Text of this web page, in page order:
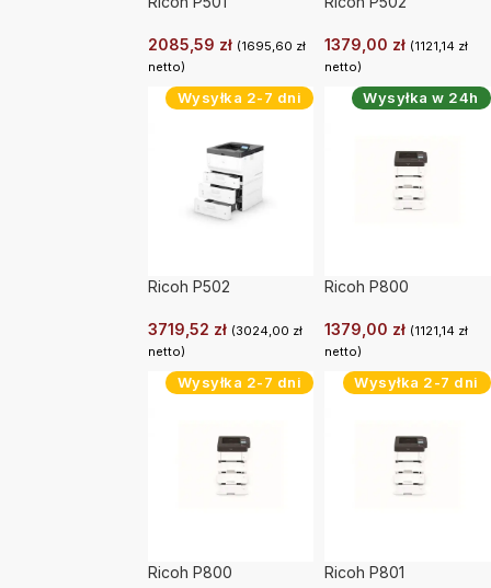
2085,59 zł (1695,60 zł
netto)
1379,00 zł (1121,14 zł
netto)
Wysyłka 2-7 dni
Ricoh P502
3719,52 zł (3024,00 zł
netto)
Wysyłka w 24h
Ricoh P800
1379,00 zł (1121,14 zł
netto)
Wysyłka 2-7 dni
Ricoh P800
Wysyłka 2-7 dni
Ricoh P801